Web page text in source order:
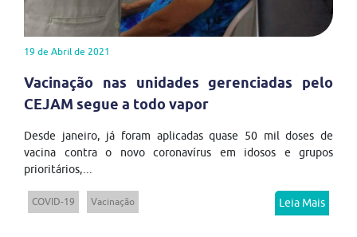
19 de Abril de 2021
Vacinação nas unidades gerenciadas pelo
CEJAM segue a todo vapor
Desde janeiro, já foram aplicadas quase 50 mil doses de
vacina contra o novo coronavírus em idosos e grupos
prioritários,...
COVID-19 Vacinação Leia Mais